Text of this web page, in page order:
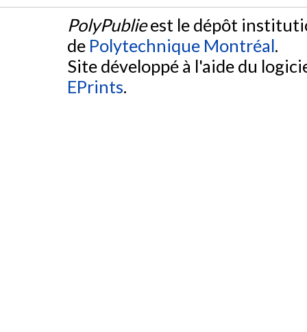
PolyPublieest le dépôt
de Polytechnique Montréal.
Site développé à l'aide du
EPrints.